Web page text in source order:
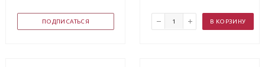
ПОДПИСАТЬСЯ В КОРЗИНУ